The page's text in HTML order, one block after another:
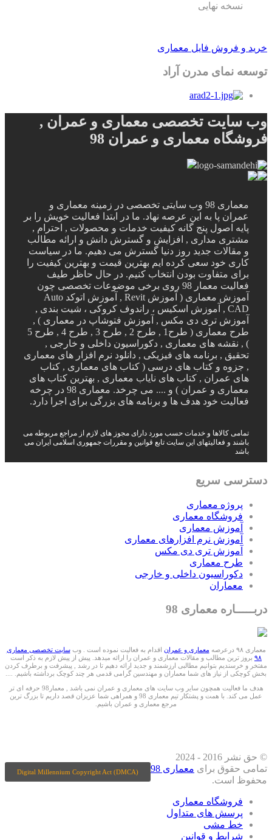
نسخه نهایی
خرید و فروش فایل معماری
توسعه نمای مدرن آراد
وب سایت تخصصی معماری و عمران ,
فروشگاه معماری و عمران 98
معماری 98 وب سایتی تخصصی در زمینه معماری و
عمران پا به این عرصه نهاد. ما در ابتدا فعالیت خویش را بر
پایه اصول پنج گانه کیفیت خدمات و محصولات , احترام ,
مشتری مداری , افزایش و گسترش دانش و ارائه مطالب
و مقالات جدید روز دنیا گسترش می دهیم. ما در سیاست
کاری خود سعی کرده ایم بهترین قیمت و بهترین کیفیت را
برای متفاوت بودن انتخاب کنیم. در حال حاظر طیف
فعالیت معمار 98 روی برخی موضوعات تخصصی چون
آموزش معماری ( آموزش Revit , آموزش اتوکد Auto
CAD , آموزش اسکیس ، راندوف کروکی ، شیت بندی ,
آموزش تری دی مکس , آموزش فتوشاپ در معماری ) ,
طرح معماری ( طرح1 , طرح 2 , طرح 3 , طرح 4 , طرح 5
) , نقشه های معماری , دکوراسیون داخلی و خارجی ,
تحقیق , برنامه های فیزیکی , دانلود نرم افزار های معماری
, جزوه و کتاب های درسی ( کتاب های معماری , کتاب
های عمران , کتاب های نایاب معماری , بهترین کتاب های
معماری و عمران ) و .... می چرخد. معماری 98 در چرخه
فعالیت خود هدف ها و برنامه های بزرگی برای اجرا دارد.
تمامی کالاها و خدمات حسب مورد دارای مجوز های لازم از مراجع مربوطه می
باشند و فعالیتهای این سایت تابع قوانین و مقررات جمهوری اسلامی ایران می
باشد
دسترسی سریع
پروژه معماری
فروشگاه معماری
آموزش معماری
آموزش نرم افزارهای معماری
آموزش تری دی مکس
طرح معماری
دکوراسیون داخلی و خارجی
معماران
دربـــــاره معماری 98
معماری ۹۸ درعرصه معماری و عمران اقدام به فعالیت نموده است . وبسایت تخصصی معماری
۹۸ بروز ترین مطالب و مقالات معماری و عمران را ارائه میدهد. پیش از پیش لازم به ذکر است
مفتخر و خرسندیم بتوانیم مطالبی ارزشمند و جدید ارائه دهیم تا در رشد , پیشرفت و برطرف کردن
بخش کوچکی از نیاز های شما معماران و مهندسین گرامی قدمی هر چند کوچک برداشته باشیم. ....
هدف ما فعالیت همچون سایر وب سایت های معماری و عمران نمی باشد , معمار98 حرفه ای تر
عمل می کند. با همت و پشتکار تیم معماری 98 و همراهی شما عزیزان قصد داریم تا بزرگ ترین
مرجع معماری و عمران باشیم.
Digital Millennium Copyright Act (DMCA)
© حق نشر 2016 - 2024
تمامی حقوق برای معماری 98
محفوظ است.
فروشگاه معماری
پرسش های متداول
خط مشی
شرایط و قوانین